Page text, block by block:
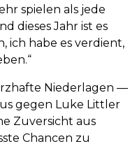
spielen als jede
dieses Jahr ist es
ich habe es verdient,
Niederlagen —
gegen Luke Littler
Zuversicht aus
Chancen zu